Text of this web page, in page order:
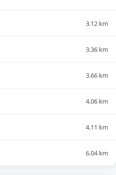
3.12 km
3.36 km
3.66 km
4.06 km
4.11 km
6.04 km